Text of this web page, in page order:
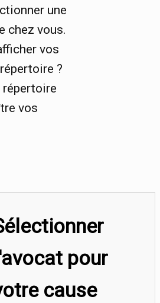
une
chez vous.
vos
?
vos
pour
cause